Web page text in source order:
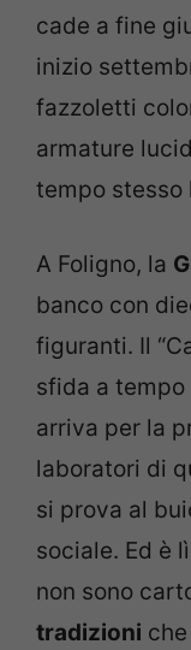
cade a fine
inizio
fazzoletti
armature
tempo stesso
A Foligno, la
banco con
figuranti. Il
sfida a tempo
arriva per la
laboratori di
si prova al
sociale. Ed è
non sono
tradizioni